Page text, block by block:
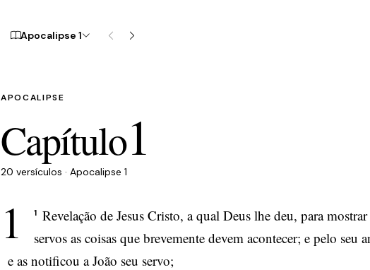
Apocalipse 1
APOCALIPSE
Capítulo1
20 versículos · Apocalipse 1
1 1
Revelação de Jesus Cristo, a qual Deus lhe deu, para mostrar
servos as coisas que brevemente devem acontecer; e pelo seu
e as notificou a João seu servo;